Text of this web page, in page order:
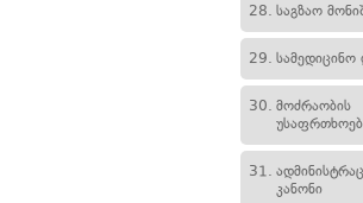
28. საგზაო
29. სამედიცინო
30. მოძრაობის
31.
კანონი